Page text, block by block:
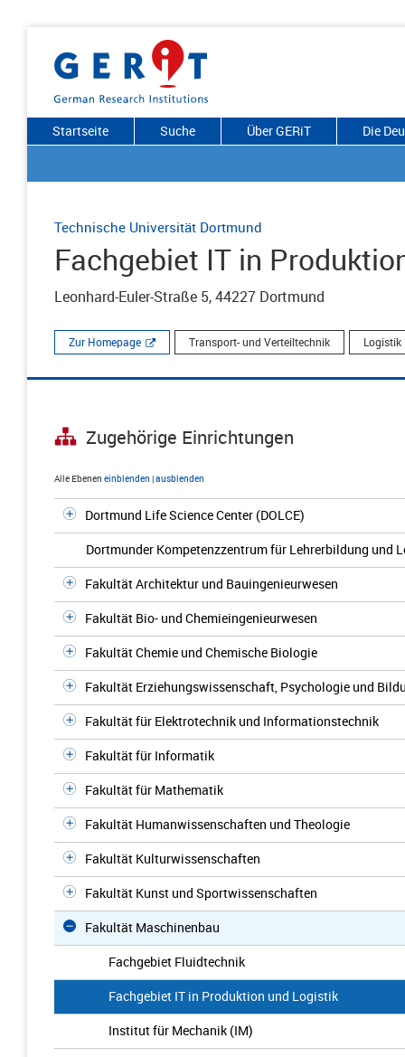
Startseite Suche Über GERiT Die
Technische Universität Dortmund
Fachgebiet IT in
Leonhard-Euler-Straße 5, 44227 Dortmund
Zur Homepage Transport- und Verteiltechnik Logistik
Zugehörige Einrichtungen
Alle Ebenen einblenden |ausblenden
Dortmund Life Science Center (DOLCE)
Dortmunder Kompetenzzentrum für Lehrerbildung und
Fakultät Architektur und Bauingenieurwesen
Fakultät Bio- und Chemieingenieurwesen
Fakultät Chemie und Chemische Biologie
Fakultät Erziehungswissenschaft, Psychologie und
Fakultät für Elektrotechnik und Informationstechnik
Fakultät für Informatik
Fakultät für Mathematik
Fakultät Humanwissenschaften und Theologie
Fakultät Kulturwissenschaften
Fakultät Kunst und Sportwissenschaften
Fakultät Maschinenbau
Fachgebiet Fluidtechnik
Fachgebiet IT in Produktion und Logistik
Institut für Mechanik (IM)